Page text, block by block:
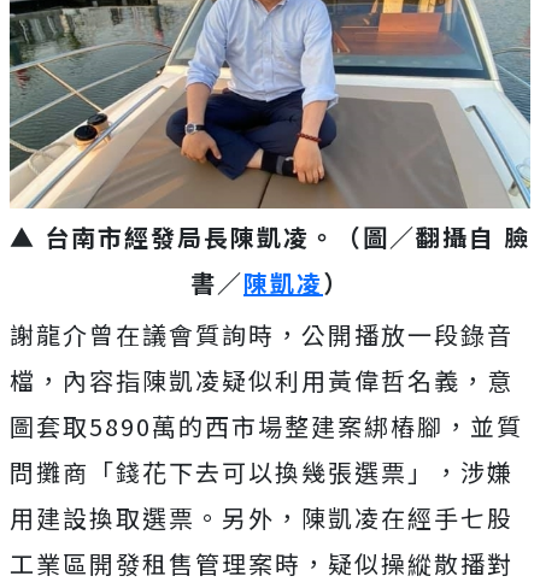
▲ 台南市經發局長陳凱凌。（圖／翻攝自 臉
書／陳凱凌）
謝龍介曾在議會質詢時，公開播放一段錄音
檔，內容指陳凱凌疑似利用黃偉哲名義，意
圖套取5890萬的西市場整建案綁樁腳，並質
問攤商「錢花下去可以換幾張選票」，涉嫌
用建設換取選票。另外，陳凱凌在經手七股
工業區開發租售管理案時，疑似操縱散播對